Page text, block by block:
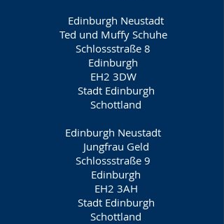
Edinburgh Neustadt
Ted und Muffy Schuhe
Schlossstraße 8
Edinburgh
EH2 3DW
Stadt Edinburgh
Schottland
Edinburgh Neustadt
Jungfrau Geld
Schlossstraße 9
Edinburgh
EH2 3AH
Stadt Edinburgh
Schottland